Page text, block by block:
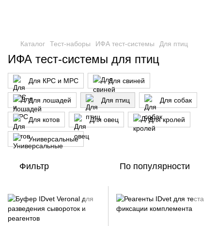
Каталог Тест-наборы ИФА тест-системы Для птиц
ИФА тест-системы для птиц
Для КРС и МРС Для свиней
Для лошадей Для птиц Для собак
Для котов Для овец Для кролей
Универсальные
Фильтр По популярности